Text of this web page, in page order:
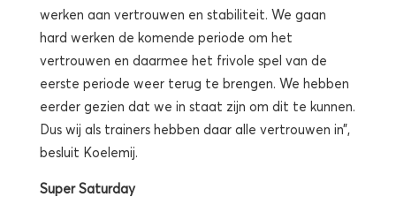
werken aan vertrouwen en stabiliteit. We gaan
hard werken de komende periode om het
vertrouwen en daarmee het frivole spel van de
eerste periode weer terug te brengen. We hebben
eerder gezien dat we in staat zijn om dit te kunnen.
Dus wij als trainers hebben daar alle vertrouwen in”,
besluit Koelemij.
Super Saturday